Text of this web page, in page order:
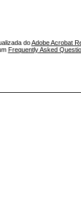
doAdobe Acrobat
Frequently Asked